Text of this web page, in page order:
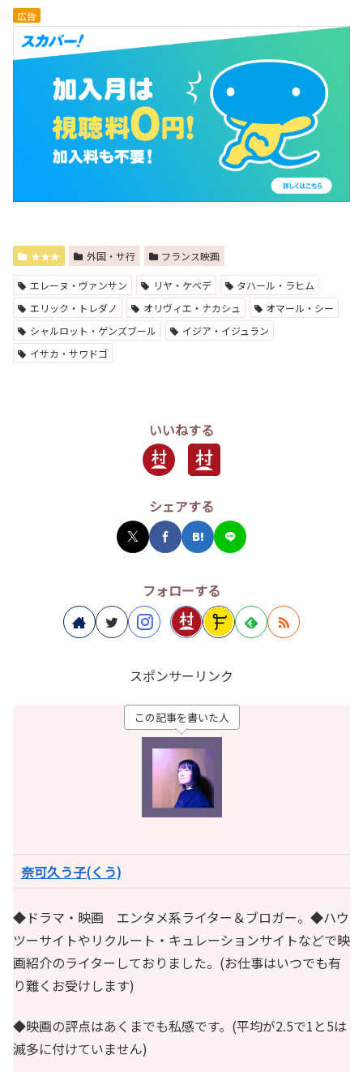
広告
★★★ 外国・サ行 フランス映画
エレーヌ・ヴァンサン リヤ・ケベデ
タハール・ラヒム
エリック・トレダノ
オリヴィエ・ナカシュ
オマール・シー
シャルロット・ゲンズブール
イジア・イジュラン
イサカ・サワドゴ
いいねする
シェアする
フォローする
スポンサーリンク
この記事を書いた人
奈可久う子(くう)
◆ドラマ・映画 エンタメ系ライター＆ブロガー。◆ハウ
ツーサイトやリクルート・キュレーションサイトなどで映
画紹介のライターしておりました。(お仕事はいつでも有
り難くお受けします)
◆映画の評点はあくまでも私感です。(平均が2.5で1と5は
滅多に付けていません)